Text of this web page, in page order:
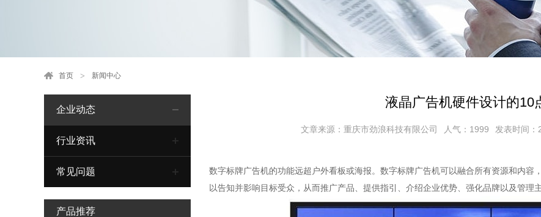
首页 新闻中心
企业动态
行业资讯
常见问题
产品推荐
液晶广告机硬件设计的10
文章来源：重庆市劲浪科技有限公司 人气：1999 发表时间
数字标牌广告机的功能远超户外看板或海报。数字标牌广告机可以融合所有资源和内
以告知并影响目标受众，从而推广产品、提供指引、介绍企业优势、强化品牌以及管理